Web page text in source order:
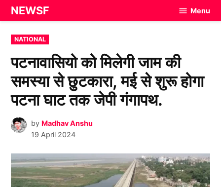
Skip
to
content
NEWSF Menu
POSTED
IN
NATIONAL
पटनावासियो को मिलेगी जाम की
समस्या से छुटकारा, मई से शुरू होगा
पटना घाट तक जेपी गंगापथ.
by Madhav Anshu
19 April 2024